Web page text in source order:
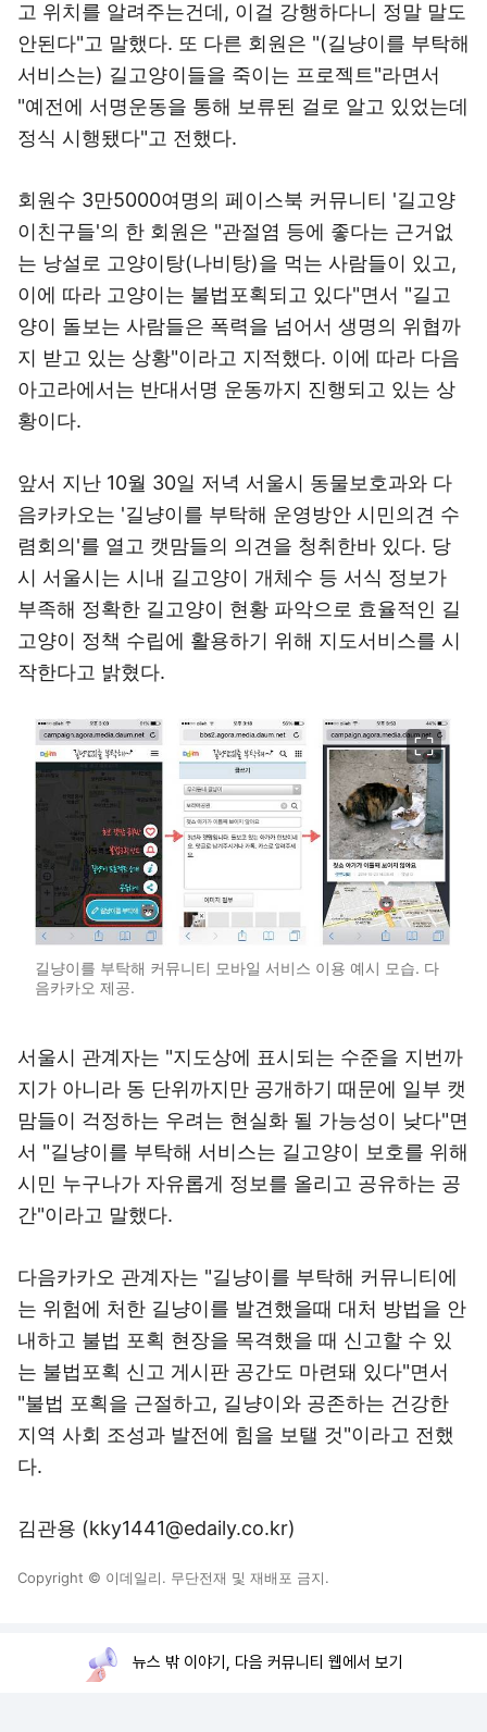
고 위치를 알려주는건데, 이걸 강행하다니 정말 말도
안된다"고 말했다. 또 다른 회원은 "(길냥이를 부탁해
서비스는) 길고양이들을 죽이는 프로젝트"라면서
"예전에 서명운동을 통해 보류된 걸로 알고 있었는데
정식 시행됐다"고 전했다.
회원수 3만5000여명의 페이스북 커뮤니티 '길고양
이친구들'의 한 회원은 "관절염 등에 좋다는 근거없
는 낭설로 고양이탕(나비탕)을 먹는 사람들이 있고,
이에 따라 고양이는 불법포획되고 있다"면서 "길고
양이 돌보는 사람들은 폭력을 넘어서 생명의 위협까
지 받고 있는 상황"이라고 지적했다. 이에 따라 다음
아고라에서는 반대서명 운동까지 진행되고 있는 상
황이다.
앞서 지난 10월 30일 저녁 서울시 동물보호과와 다
음카카오는 '길냥이를 부탁해 운영방안 시민의견 수
렴회의'를 열고 캣맘들의 의견을 청취한바 있다. 당
시 서울시는 시내 길고양이 개체수 등 서식 정보가
부족해 정확한 길고양이 현황 파악으로 효율적인 길
고양이 정책 수립에 활용하기 위해 지도서비스를 시
작한다고 밝혔다.
길냥이를 부탁해 커뮤니티 모바일 서비스 이용 예시 모습. 다
음카카오 제공.
서울시 관계자는 "지도상에 표시되는 수준을 지번까
지가 아니라 동 단위까지만 공개하기 때문에 일부 캣
맘들이 걱정하는 우려는 현실화 될 가능성이 낮다"면
서 "길냥이를 부탁해 서비스는 길고양이 보호를 위해
시민 누구나가 자유롭게 정보를 올리고 공유하는 공
간"이라고 말했다.
다음카카오 관계자는 "길냥이를 부탁해 커뮤니티에
는 위험에 처한 길냥이를 발견했을때 대처 방법을 안
내하고 불법 포획 현장을 목격했을 때 신고할 수 있
는 불법포획 신고 게시판 공간도 마련돼 있다"면서
"불법 포획을 근절하고, 길냥이와 공존하는 건강한
지역 사회 조성과 발전에 힘을 보탤 것"이라고 전했
다.
김관용 (kky1441@edaily.co.kr)
Copyright © 이데일리. 무단전재 및 재배포 금지.
뉴스 밖 이야기, 다음 커뮤니티 웹에서 보기